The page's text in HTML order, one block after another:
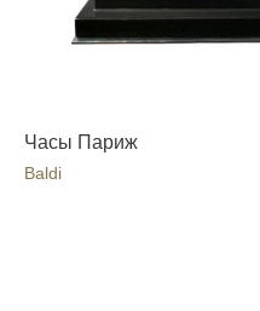
Часы Париж
Baldi